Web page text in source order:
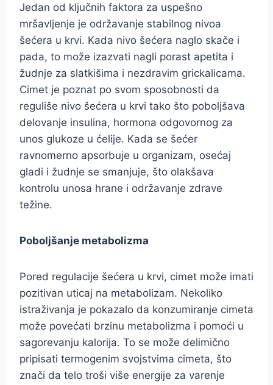
Jedan od ključnih faktora za uspešno
mršavljenje je održavanje stabilnog nivoa
šećera u krvi. Kada nivo šećera naglo skače i
pada, to može izazvati nagli porast apetita i
žudnje za slatkišima i nezdravim grickalicama.
Cimet je poznat po svom sposobnosti da
reguliše nivo šećera u krvi tako što poboljšava
delovanje insulina, hormona odgovornog za
unos glukoze u ćelije. Kada se šećer
ravnomerno apsorbuje u organizam, osećaj
gladi i žudnje se smanjuje, što olakšava
kontrolu unosa hrane i održavanje zdrave
težine.
Poboljšanje metabolizma
Pored regulacije šećera u krvi, cimet može imati
pozitivan uticaj na metabolizam. Nekoliko
istraživanja je pokazalo da konzumiranje cimeta
može povećati brzinu metabolizma i pomoći u
sagorevanju kalorija. To se može delimično
pripisati termogenim svojstvima cimeta, što
znači da telo troši više energije za varenje